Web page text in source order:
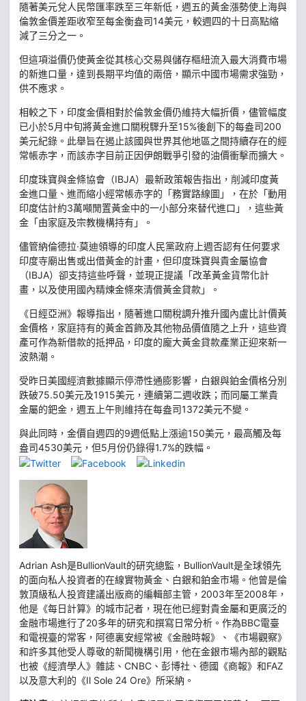
隨著美元兌人民幣匯率跌至三年新低，週五的黃金漲勢使上海與
倫敦金價差距收窄至每金衡盎司14美元，較週四的十日高點縮
減了三分之一。
但這項溢價仍使黃金從其核心交易與儲存樞紐流入最大消費市場
的新進口量，達到長期平均值的兩倍，顯示中國市場需求強勁，
供不應求。
相較之下，印度金價相對於倫敦金價仍維持大幅折價，儘管幅度
已小於5月中旬將黃金進口關稅驟升至15%後創下的每盎司200
美元紀錄。此舉旨在遏止該國與世界其他地區之間持續存在的經
常帳赤字，而該赤字目前正因伊朗戰爭引發的油價衝擊而擴大。
印度珠寶與金條協會（IBJA）最新政策報告指出，削減印度黃
金進口量、進而縮小經常帳赤字的「務實路線圖」，在於「動用
印度估計約3萬噸閒置黃金中的一小部分來替代進口」，這些黃
金「由家庭及宗教機構持有」。
儘管納倫德拉·莫迪領導的印度人民黨政府上週否認有任何要求
印度寺廟出售或出借黃金的計畫，但印度珠寶與貴金屬協會
（IBJA）卻支持這些呼聲，並現正提議「改革黃金貨幣化計
畫，以及使用國內精煉金條來清償黃金貸款」。
《日經亞洲》報導指出，隨著進口關稅調升推升國內盧比計價黃
金價格，家庭持有的黃金首飾及其他物品價值隨之上升，這些資
產可作為新借款的抵押品，印度的龐大黃金貸款產業正迎來新一
波熱潮。
受昨日美國經濟數據顯示停滯性通膨影響，白銀與鉑金價格分別
跌破75.50美元及1915美元，連續第二週收跌；而同屬工業貴
金屬的鈀金，週五上午則維持在每盎司1372美元不變。
與此同時，金價自週四的9週低點上漲逾150美元，最高觸及每
盎司4530美元，但5月份仍錄得1.7%的跌幅。
Adrian Ash是BullionVault的研究總監，BullionVault是全球領先
的面向私人投資者的在線實物黃金、白銀和鉑金市場。他曾是倫
敦頂級私人投資建議出版商的編輯部主管，2003年至2008年，
他是《每日計算》的城市記者，現在他已經對貴金屬和更廣泛的
金融市場進行了20多年的研究和撰寫日常分析。作為BBC電臺
和電視臺的常客，阿德裏安經常被《金融時報》、《市場觀察》
和許多其他受人尊敬的新聞機構引用，他在金銀市場內部的觀點
也被《經濟學人》雜誌、CNBC、彭博社、德國《商報》和FAZ
以及意大利的《Il Sole 24 Ore》所采納。